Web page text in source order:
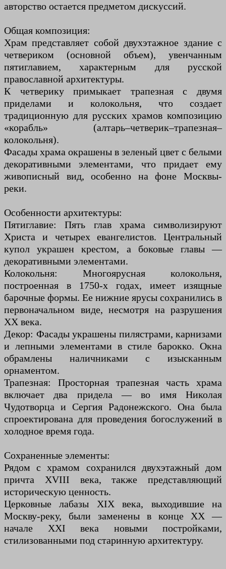
авторство остается предметом дискуссий.
Общая композиция:
Храм представляет собой двухэтажное здание с
четвериком (основной объем), увенчанным
пятиглавием, характерным для русской
православной архитектуры.
К четверику примыкает трапезная с двумя
приделами и колокольня, что создает
традиционную для русских храмов композицию
«корабль» (алтарь–четверик–трапезная–
колокольня).
Фасады храма окрашены в зеленый цвет с белыми
декоративными элементами, что придает ему
живописный вид, особенно на фоне Москвы-
реки.
Особенности архитектуры:
Пятиглавие: Пять глав храма символизируют
Христа и четырех евангелистов. Центральный
купол украшен крестом, а боковые главы —
декоративными элементами.
Колокольня: Многоярусная колокольня,
построенная в 1750-х годах, имеет изящные
барочные формы. Ее нижние ярусы сохранились в
первоначальном виде, несмотря на разрушения
XX века.
Декор: Фасады украшены пилястрами, карнизами
и лепными элементами в стиле барокко. Окна
обрамлены наличниками с изысканным
орнаментом.
Трапезная: Просторная трапезная часть храма
включает два придела — во имя Николая
Чудотворца и Сергия Радонежского. Она была
спроектирована для проведения богослужений в
холодное время года.
Сохраненные элементы:
Рядом с храмом сохранился двухэтажный дом
причта XVIII века, также представляющий
историческую ценность.
Церковные лабазы XIX века, выходившие на
Москву-реку, были заменены в конце XX —
начале XXI века новыми постройками,
стилизованными под старинную архитектуру.